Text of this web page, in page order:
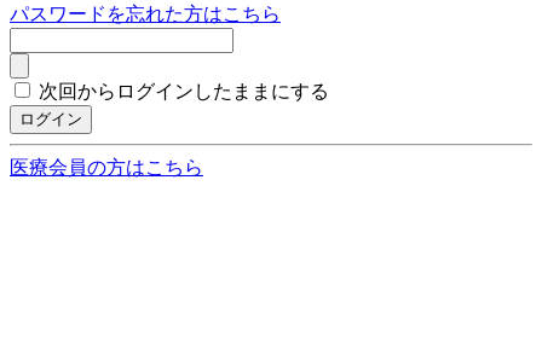
パスワードを忘れた方はこちら
次回からログインしたままにする
ログイン
医療会員の方はこちら